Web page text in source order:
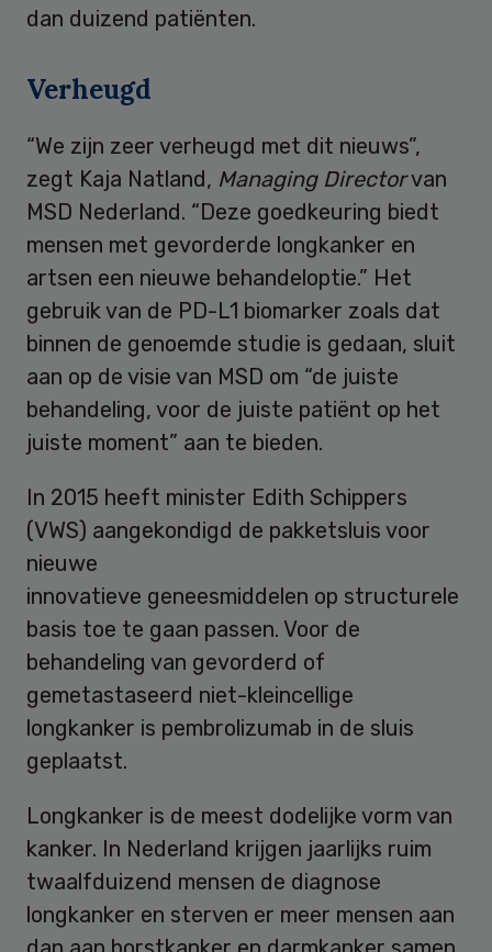
dan duizend patiënten.
Verheugd
“We zijn zeer verheugd met dit nieuws”,
zegt Kaja Natland, Managing Directorvan
MSD Nederland. “Deze goedkeuring biedt
mensen met gevorderde longkanker en
artsen een nieuwe behandeloptie.” Het
gebruik van de PD-L1 biomarker zoals dat
binnen de genoemde studie is gedaan, sluit
aan op de visie van MSD om “de juiste
behandeling, voor de juiste patiënt op het
juiste moment” aan te bieden.
In 2015 heeft minister Edith Schippers
(VWS) aangekondigd de pakketsluis voor
nieuwe
innovatieve geneesmiddelen op structurele
basis toe te gaan passen. Voor de
behandeling van gevorderd of
gemetastaseerd niet-kleincellige
longkanker is pembrolizumab in de sluis
geplaatst.
Longkanker is de meest dodelijke vorm van
kanker. In Nederland krijgen jaarlijks ruim
twaalfduizend mensen de diagnose
longkanker en sterven er meer mensen aan